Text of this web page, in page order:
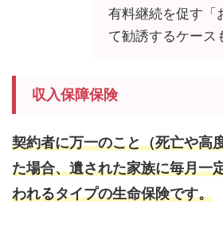
有料継続を促す「
て勧誘するケース
収入保障保険
契約者に万一のこと（死亡や高
た場合、遺された家族に毎月一
われるタイプの生命保険です。